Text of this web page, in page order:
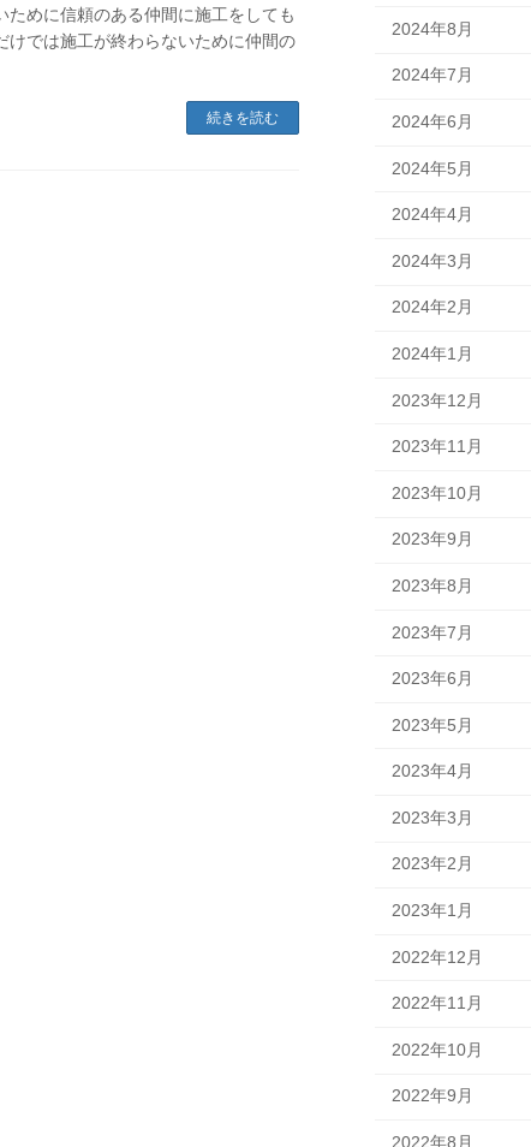
ために信頼のある仲間に施工をしても
けでは施工が終わらないために仲間の
続きを読む
2024年8月
2024年7月
2024年6月
2024年5月
2024年4月
2024年3月
2024年2月
2024年1月
2023年12月
2023年11月
2023年10月
2023年9月
2023年8月
2023年7月
2023年6月
2023年5月
2023年4月
2023年3月
2023年2月
2023年1月
2022年12月
2022年11月
2022年10月
2022年9月
2022年8月